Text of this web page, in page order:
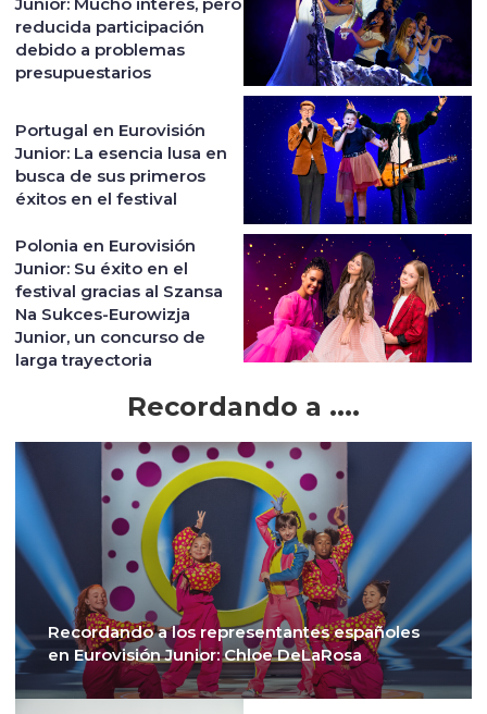
reducida participación
debido a problemas
presupuestarios
Portugal en Eurovisión
Junior: La esencia lusa en
busca de sus primeros
éxitos en el festival
Polonia en Eurovisión
Junior: Su éxito en el
festival gracias al Szansa
Na Sukces-Eurowizja
Junior, un concurso de
larga trayectoria
Recordando a ....
Recordando a los representantes españoles
en Eurovisión Junior: Chloe DeLaRosa